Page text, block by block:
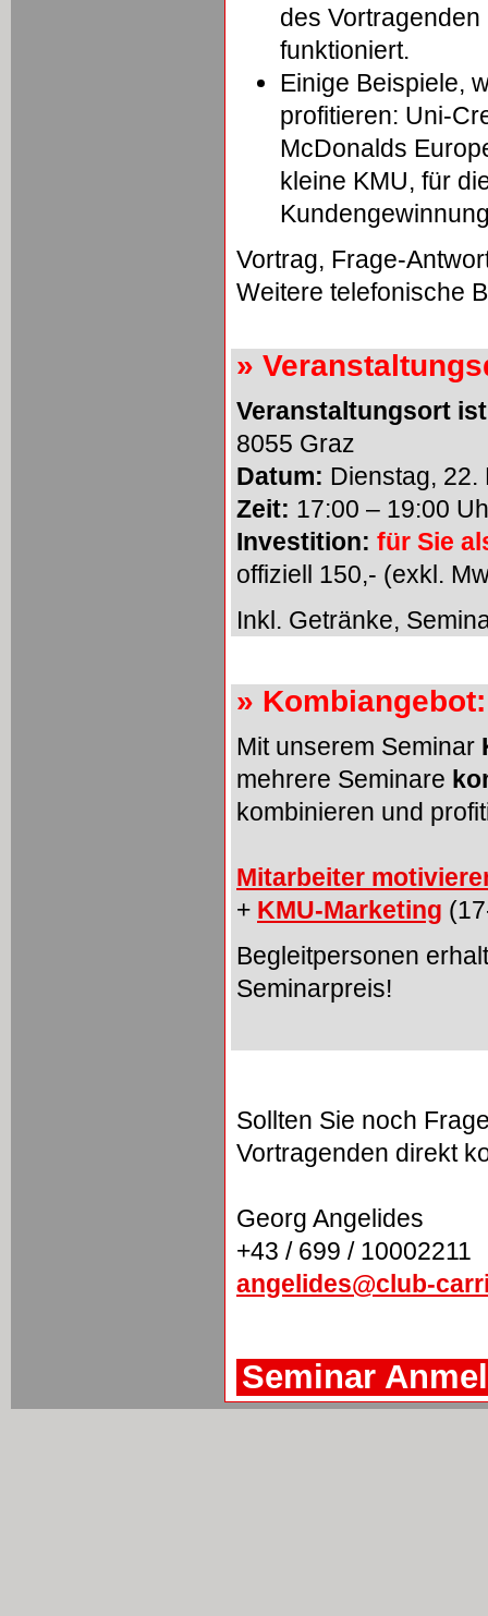
des
funktioniert.
Einige Beispiele,
profitieren: Uni-
McDonalds
kleine KMU, für
Vortrag, Frage-
Weitere telefonische
»
Veranstaltungsort
8055 Graz
Datum: Dienstag, 22.
Zeit: 17:00 – 19:00
Investition: für Sie
offiziell 150,- (exkl.
Inkl. Getränke,
» Kombiangebot:
Mit unserem Seminar
mehrere Seminare
kombinieren und
Mitarbeiter
+ KMU-Marketing
Begleitpersonen
Seminarpreis!
Sollten Sie noch
Vortragenden direkt
Georg Angelides
+43 / 699 / 10002211
angelides@club-
Seminar